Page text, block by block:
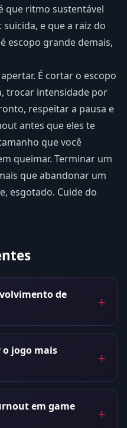
que ritmo sustentável
e que a raiz do
escopo grande demais,
É cortar o escopo
trocar intensidade por
respeitar a pausa e
antes que eles te
que você
queimar. Terminar um
que abandonar um
esgotado. Cuide do
de
jogo mais
em game